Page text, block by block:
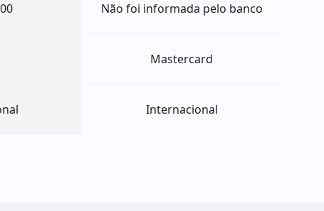
Não foi informada pelo banco
Mastercard
Internacional